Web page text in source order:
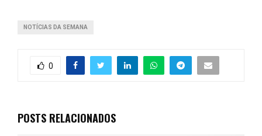
NOTÍCIAS DA SEMANA
0
POSTS RELACIONADOS